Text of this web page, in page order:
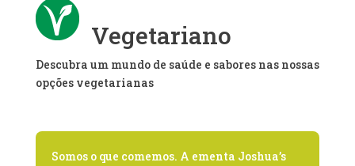
Vegetariano
Descubra um mundo de saúde e sabores nas nossas
opções vegetarianas
Somos o que comemos. A ementa Joshua’s